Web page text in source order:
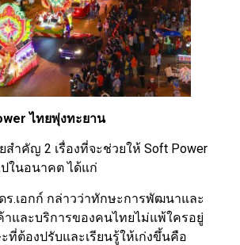
ไทยพุ่งทะยาน
สำคัญ 2 เรื่องที่จะช่วยให้ Soft Power
ในอนาคต ได้แก่
ร.เอกก์ กล่าวว่าทักษะการพัฒนาและ
และบริการของคนไทยไม่แพ้ใครอยู่
ที่ต้องปรับและเรียนรู้ให้เก่งขึ้นคือ